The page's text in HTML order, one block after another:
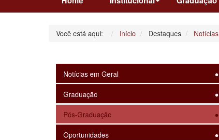
Você está aqui: Início Destaques Notícias
Notícias em Geral
Graduação
Pós-Graduação
Oportunidades